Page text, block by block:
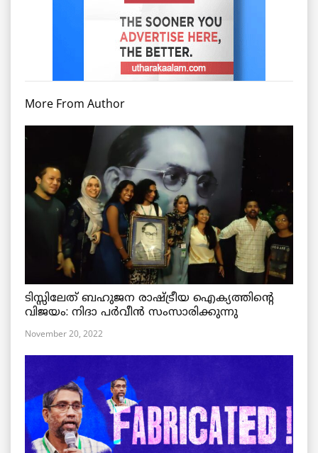
More From Author
ടിസ്സിലേത് ബഹുജന രാഷ്ട്രീയ ഐക്യത്തിന്റെ
വിജയം: നിദാ പർവീൻ സംസാരിക്കുന്നു
November 20, 2022